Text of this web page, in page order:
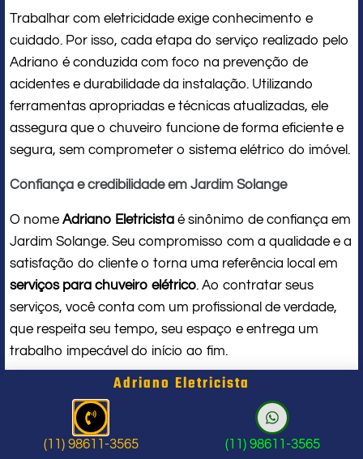
Trabalhar com eletricidade exige conhecimento e
cuidado. Por isso, cada etapa do serviço realizado pelo
Adriano é conduzida com foco na prevenção de
acidentes e durabilidade da instalação. Utilizando
ferramentas apropriadas e técnicas atualizadas, ele
assegura que o chuveiro funcione de forma eficiente e
segura, sem comprometer o sistema elétrico do imóvel.
Confiança e credibilidade em Jardim Solange
O nome Adriano Eletricista é sinônimo de confiança em
Jardim Solange. Seu compromisso com a qualidade e a
satisfação do cliente o torna uma referência local em
serviços para chuveiro elétrico. Ao contratar seus
serviços, você conta com um profissional de verdade,
que respeita seu tempo, seu espaço e entrega um
trabalho impecável do início ao fim.
Problema com chuveiro: sinais que
indicam a hora de chamar um
profissional
Adriano Eletricista
(11) 98611-3565 (11) 98611-3565